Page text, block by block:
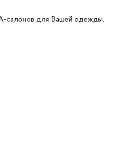
салонов для Вашей одежды.